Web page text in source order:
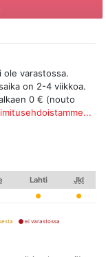
varastossa.
on 2-4 viikkoa.
0 € (nouto
Lahti Jkl
ei varastossa